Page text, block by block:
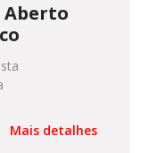
Aberto
Mais detalhes